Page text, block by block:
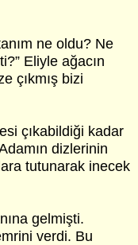
ne oldu? Ne
Eliyle ağacın
çıkmış bizi
çıkabildiği kadar
dizlerinin
tutunarak inecek
gelmişti.
verdi. Bu